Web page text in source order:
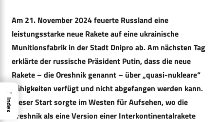
Am 21. November 2024 feuerte Russland eine
leistungsstarke neue Rakete auf eine ukrainische
Munitionsfabrik in der Stadt Dnipro ab. Am nächsten Tag
erklärte der russische Präsident Putin, dass die neue
Rakete – die Oreshnik genannt – über „quasi-nukleare“
Fähigkeiten verfügt und nicht abgefangen werden kann.
Dieser Start sorgte im Westen für Aufsehen, wo die
Oreshnik als eine Version einer Interkontinentalrakete
→
Index